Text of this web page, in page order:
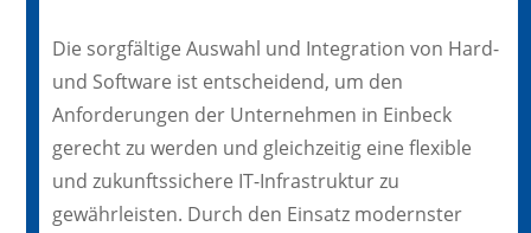
Die sorgfältige Auswahl und Integration von Hard-
und Software ist entscheidend, um den
Anforderungen der Unternehmen in Einbeck
gerecht zu werden und gleichzeitig eine flexible
und zukunftssichere IT-Infrastruktur zu
gewährleisten. Durch den Einsatz modernster